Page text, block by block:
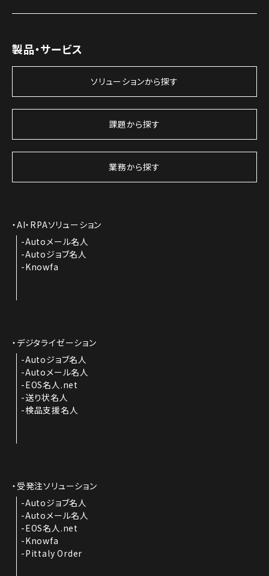
製品・サービス
ソリューションから探す
課題から探す
業務から探す
AI・RPAソリューション
Autoメール名人
Autoジョブ名人
Knowfa
デジタライゼーション
Autoジョブ名人
Autoメール名人
EOS名人.net
送り状名人
検品支援名人
受発注ソリューション
Autoジョブ名人
Autoメール名人
EOS名人.net
Knowfa
Pittaly Order